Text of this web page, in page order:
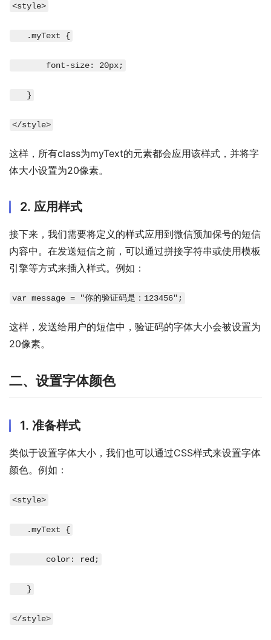
<style>
   .myText {
       font-size: 20px;
   }
</style>
这样，所有class为myText的元素都会应用该样式，并将字
体大小设置为20像素。
2. 应用样式
接下来，我们需要将定义的样式应用到微信预加保号的短信
内容中。在发送短信之前，可以通过拼接字符串或使用模板
引擎等方式来插入样式。例如：
var message = "你的验证码是： 123456";
这样，发送给用户的短信中，验证码的字体大小会被设置为
20像素。
二、设置字体颜色
1. 准备样式
类似于设置字体大小，我们也可以通过CSS样式来设置字体
颜色。例如：
<style>
   .myText {
       color: red;
   }
</style>